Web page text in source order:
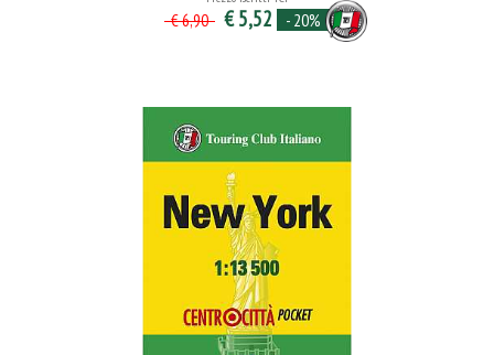
€ 6,90 € 5,52 - 20%